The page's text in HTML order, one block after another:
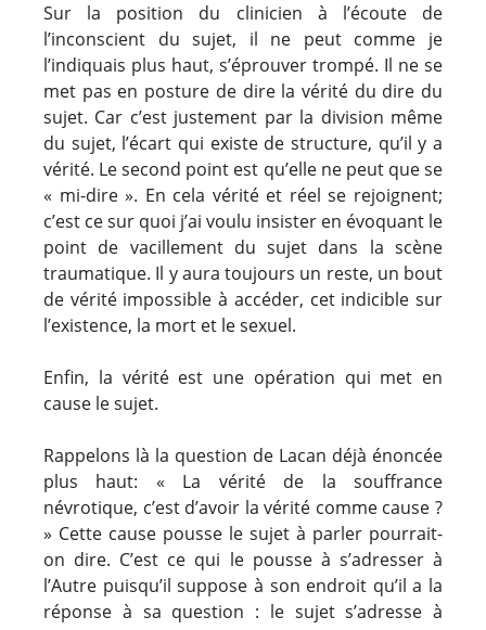
Sur la position du clinicien à l’écoute de
l’inconscient du sujet, il ne peut comme je
l’indiquais plus haut, s’éprouver trompé. Il ne se
met pas en posture de dire la vérité du dire du
sujet. Car c’est justement par la division même
du sujet, l’écart qui existe de structure, qu’il y a
vérité. Le second point est qu’elle ne peut que se
« mi-dire ». En cela vérité et réel se rejoignent;
c’est ce sur quoi j’ai voulu insister en évoquant le
point de vacillement du sujet dans la scène
traumatique. Il y aura toujours un reste, un bout
de vérité impossible à accéder, cet indicible sur
l’existence, la mort et le sexuel.
Enfin, la vérité est une opération qui met en
cause le sujet.
Rappelons là la question de Lacan déjà énoncée
plus haut: « La vérité de la souffrance
névrotique, c’est d’avoir la vérité comme cause ?
» Cette cause pousse le sujet à parler pourrait-
on dire. C’est ce qui le pousse à s’adresser à
l’Autre puisqu’il suppose à son endroit qu’il a la
réponse à sa question : le sujet s’adresse à